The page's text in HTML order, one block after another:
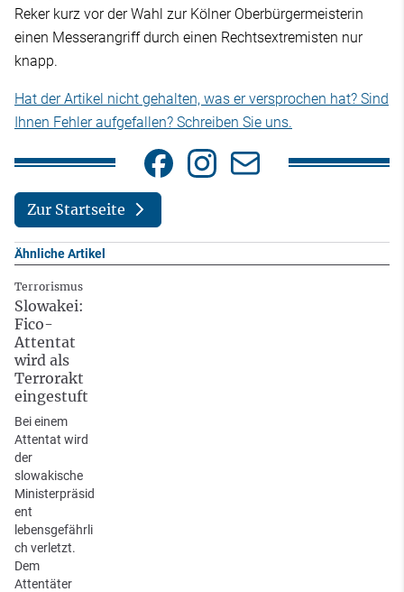
Reker kurz vor der Wahl zur Kölner Oberbürgermeisterin
einen Messerangriff durch einen Rechtsextremisten nur
knapp.
Hat der Artikel nicht gehalten, was er versprochen hat? Sind
Ihnen Fehler aufgefallen? Schreiben Sie uns.
Zur Startseite
Ähnliche Artikel
Terrorismus
Slowakei:
Fico-
Attentat
wird als
Terrorakt
eingestuft
Bei einem
Attentat wird
der
slowakische
Ministerpräsid
ent
lebensgefährli
ch verletzt.
Dem
Attentäter